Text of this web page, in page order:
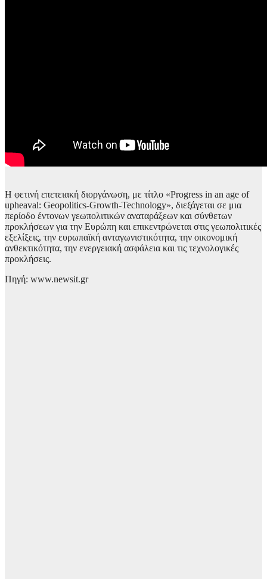
Η φετινή επετειακή διοργάνωση, με τίτλο «Progress in an age of
upheaval: Geopolitics-Growth-Technology», διεξάγεται σε μια
περίοδο έντονων γεωπολιτικών αναταράξεων και σύνθετων
προκλήσεων για την Ευρώπη και επικεντρώνεται στις γεωπολιτικές
εξελίξεις, την ευρωπαϊκή ανταγωνιστικότητα, την οικονομική
ανθεκτικότητα, την ενεργειακή ασφάλεια και τις τεχνολογικές
προκλήσεις.
Πηγή: www.newsit.gr